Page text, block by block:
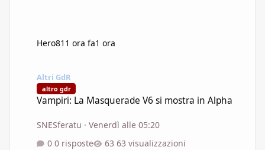
Hero81 1 ora fa1 ora
Altri GdR
altro gdr
Vampiri: La Masquerade V6 si mostra in Alpha
SNESferatu ·Venerdì alle 05:20
0 risposte
63 visualizzazioni